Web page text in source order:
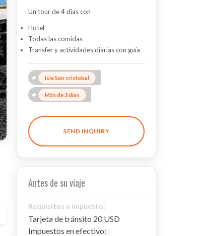
Un tour de 4 días con
Hotel
Todas las comidas
Transfer y actividades diarias con guía
Isla San cristobal
Más de 3 días
SEND INQUIRY
Antes de su viaje
Requisitos e impuesto:
Tarjeta de tránsito 20 USD
Impuestos en efectivo: